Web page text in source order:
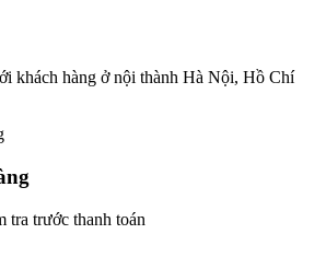
khách hàng ở nội thành Hà Nội, Hồ Chí
tra trước thanh toán